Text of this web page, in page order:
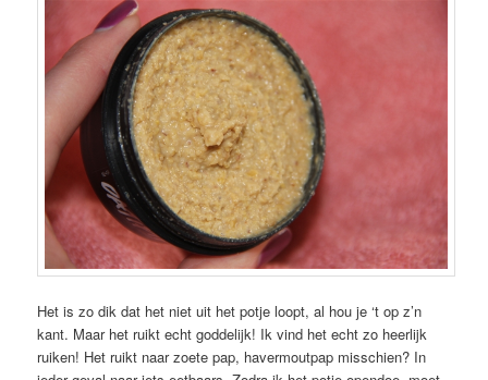
Het is zo dik dat het niet uit het potje loopt, al hou je ‘t op z’n
kant. Maar het ruikt echt goddelijk! Ik vind het echt zo heerlijk
ruiken! Het ruikt naar zoete pap, havermoutpap misschien? In